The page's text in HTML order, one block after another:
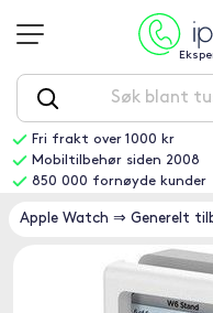
Fri frakt over 1000 kr
Mobiltilbehør siden 2008
850 000 fornøyde kunder
Apple Watch ⇒ Generelt